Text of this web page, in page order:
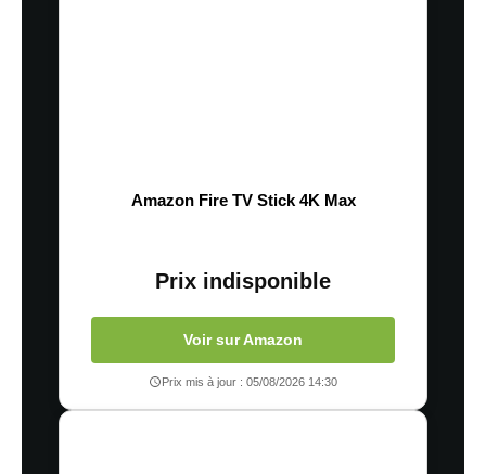
Amazon Fire TV Stick 4K Max
Prix indisponible
Voir sur Amazon
Prix mis à jour : 05/08/2026 14:30